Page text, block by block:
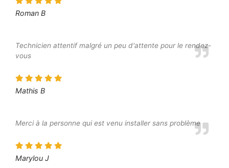
Roman B
Technicien attentif malgré un peu d'attente pour le rendez-
vous
Mathis B
Merci à la personne qui est venu installer sans problème
Marylou J